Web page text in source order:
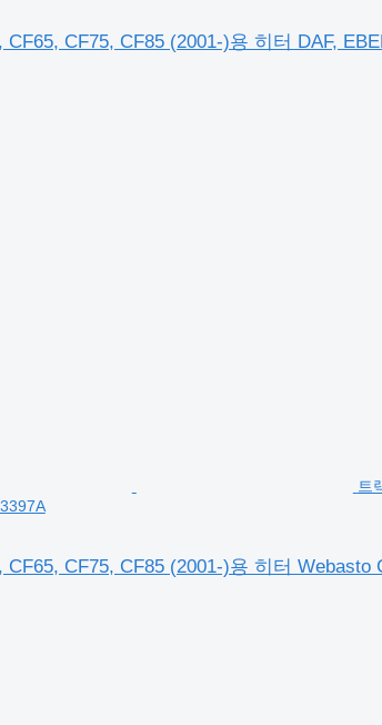
CF75, CF85 (2001-)용 히터 DAF,
트
CF75, CF85 (2001-)용 히터 Webasto